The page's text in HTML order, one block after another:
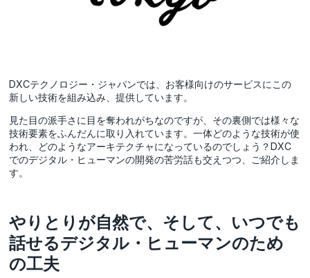
DXCテクノロジー・ジャパンでは、お客様向けのサービスにこの
新しい技術を組み込み、提供しています。
見た目の派手さに目を奪われがちなのですが、その裏側では様々な
技術要素をふんだんに取り入れています。一体どのような技術が使
われ、どのようなアーキテクチャになっているのでしょう？DXC
でのデジタル・ヒューマンの開発の苦労話も交えつつ、ご紹介しま
す。
やりとりが自然で、そして、いつでも
話せるデジタル・ヒューマンのため
の工夫